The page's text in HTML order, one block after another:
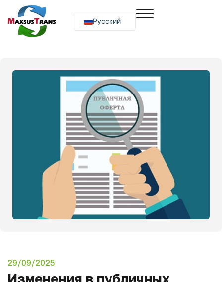
Русский
O‘zbekcha
29/09/2025
Изменения в публичных